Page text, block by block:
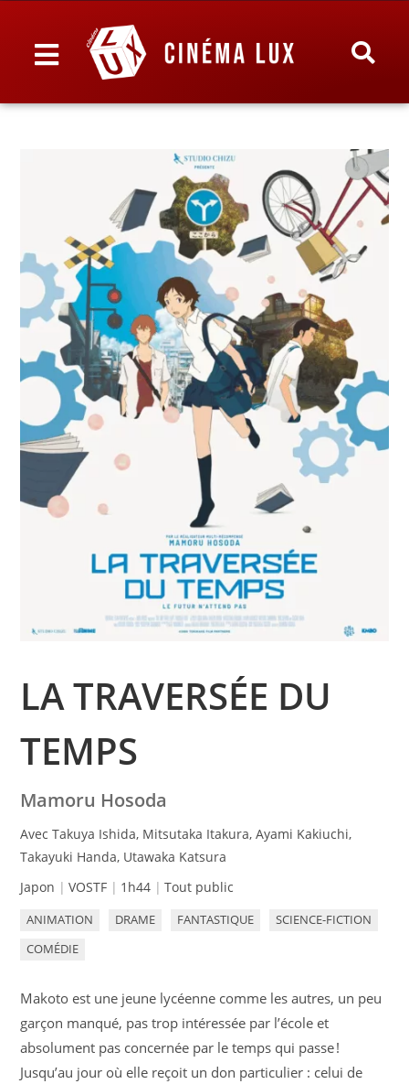
LA TRAVERSÉE DU
TEMPS
Mamoru Hosoda
Avec Takuya Ishida, Mitsutaka Itakura, Ayami Kakiuchi,
Takayuki Handa, Utawaka Katsura
Japon
VOSTF 1h44 Tout public
ANIMATION DRAME FANTASTIQUE
SCIENCE-FICTION
COMÉDIE
Makoto est une jeune lycéenne comme les autres, un peu
garçon manqué, pas trop intéressée par l’école et
absolument pas concernée par le temps qui passe !
Jusqu’au jour où elle reçoit un don particulier : celui de